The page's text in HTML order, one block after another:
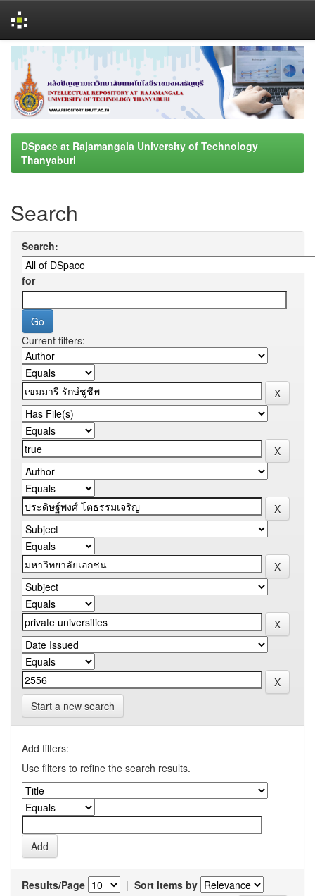
navigation
DSpace at Rajamangala University of Technology
Thanyaburi
Search
Search:
for
Current filters:
Start a new search
Add filters:
Use filters to refine the search results.
Results/Page | Sort items by